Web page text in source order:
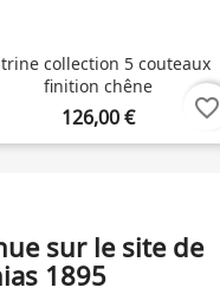
collection 5 couteaux
finition chêne
126,00 € favorite_border
sur le site de
1895